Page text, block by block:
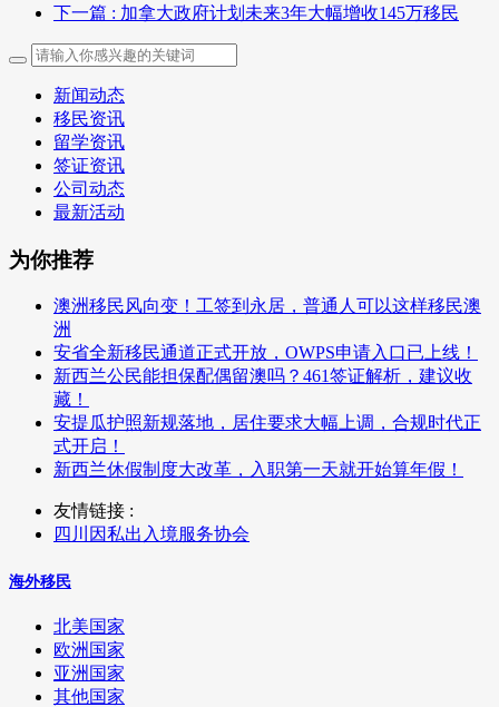
下一篇 : 加拿大政府计划未来3年大幅增收145万移民
新闻动态
移民资讯
留学资讯
签证资讯
公司动态
最新活动
为你推荐
澳洲移民风向变！工签到永居，普通人可以这样移民澳
洲
安省全新移民通道正式开放，OWPS申请入口已上线！
新西兰公民能担保配偶留澳吗？461签证解析，建议收
藏！
安提瓜护照新规落地，居住要求大幅上调，合规时代正
式开启！
新西兰休假制度大改革，入职第一天就开始算年假！
友情链接 :
四川因私出入境服务协会
海外移民
北美国家
欧洲国家
亚洲国家
其他国家